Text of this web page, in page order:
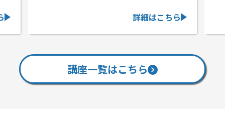
詳細はこちら
講座一覧はこちら